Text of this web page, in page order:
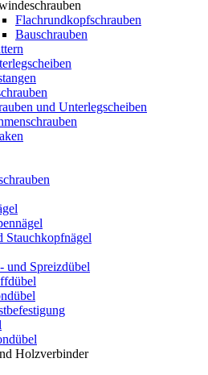
Flachrundkopfschrauben
Bauschrauben
und Unterlegscheiben
Stauchkopfnägel
und Spreizdübel
Holzverbinder